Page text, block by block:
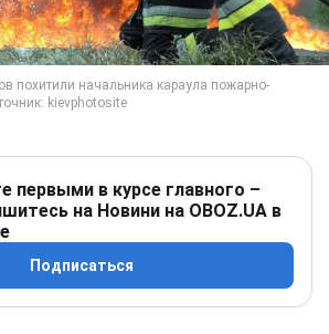
первыми в курсе главного –
на Новини на OBOZ.UA в
Подписаться